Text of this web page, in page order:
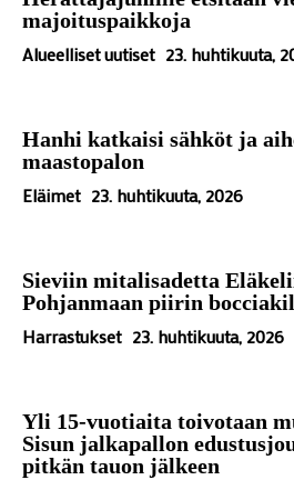
majoituspaikkoja
Alueelliset uutiset 23. huhtikuuta,
Hanhi katkaisi sähköt ja
maastopalon
Eläimet 23. huhtikuuta, 2026
Sieviin mitalisadetta
Pohjanmaan piirin
Harrastukset 23. huhtikuuta, 2026
Yli 15-vuotiaita toivotaan
Sisun jalkapallon
pitkän tauon jälkeen